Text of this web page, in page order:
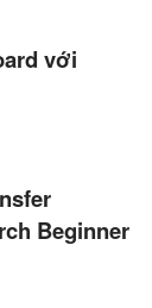
với
Beginner